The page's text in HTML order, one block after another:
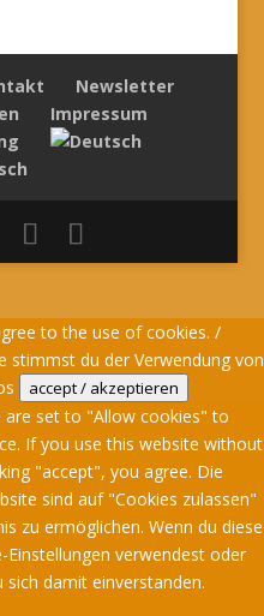
Newsletter
Impressum
to the use of cookies. /
stimmst du der Verwendung von
accept / akzeptieren
set to "Allow cookies" to
If you use this website without
"accept", you agree. Die
sind auf "Cookies zulassen"
zu ermöglichen. Wenn du diese
verwendest oder
damit einverstanden.